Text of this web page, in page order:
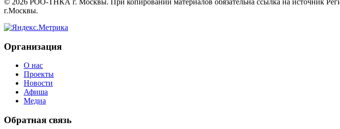
г.Москвы.
Организация
О нас
Проекты
Новости
Афиша
Медиа
Обратная связь